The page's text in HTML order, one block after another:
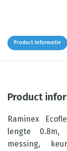
Product informatie
Product
Raminex
lengte 0.8m,
messing,